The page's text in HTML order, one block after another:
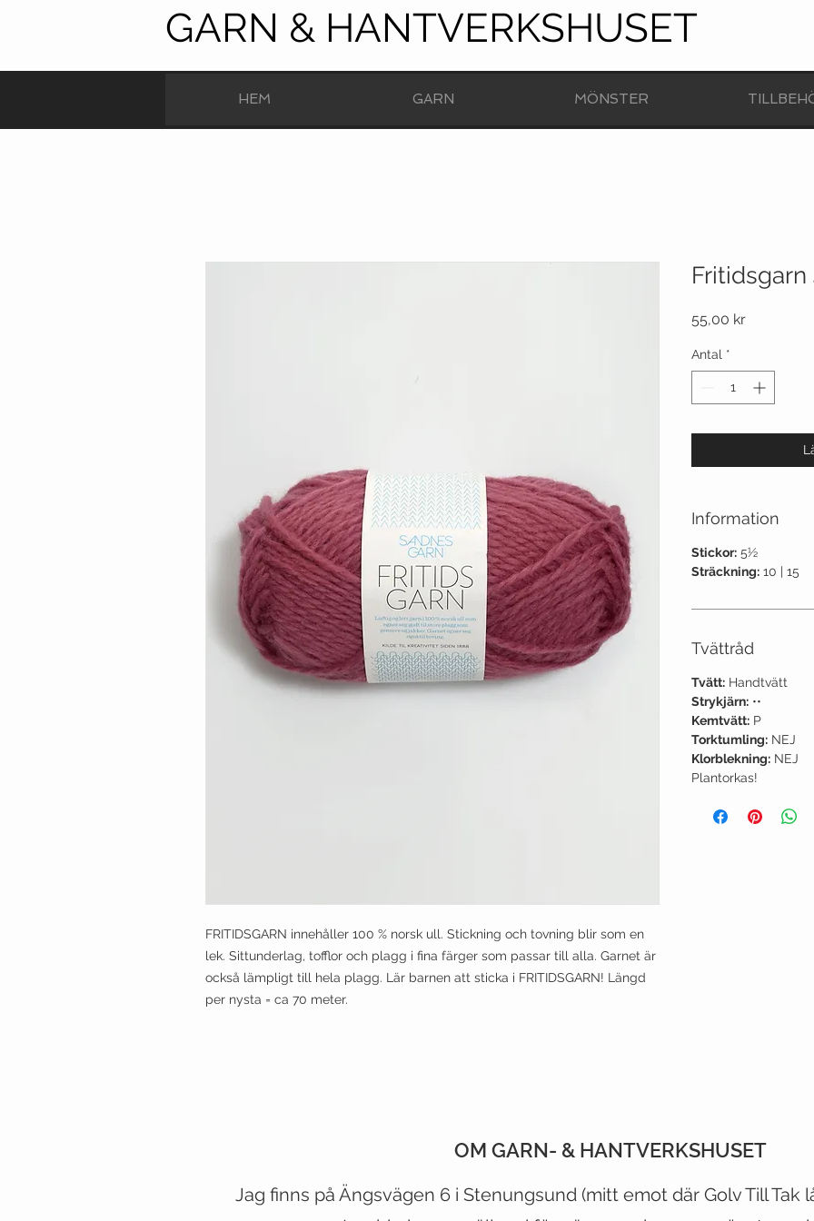
GARN & HANTVERKSHUSET
HEM GARN MÖNSTER
FRITIDSGARN innehåller 100 % norsk ull. Stickning och tovning blir som en
lek. Sittunderlag, tofflor och plagg i fina färger som passar till alla. Garnet är
också lämpligt till hela plagg. Lär barnen att sticka i FRITIDSGARN! Längd
per nysta = ca 70 meter.
Fritidsgarn
55,00 krPris
Antal *
Information
Stickor: 5½
Sträckning: 10 | 15
Tvättråd
Tvätt: Handtvätt
Strykjärn: ••
Kemtvätt: P
Torktumling: NEJ
Klorblekning: NEJ
Plantorkas!
CUSTOMER CARE
VESTE
VIST OUR STORE
OM GARN- & HANTVERKSHUSET
Jag finns på Ängsvägen 6 i Stenungsund (mitt emot där Golv Till Tak